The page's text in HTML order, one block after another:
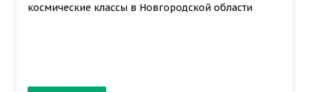
космические классы в Новгородской области